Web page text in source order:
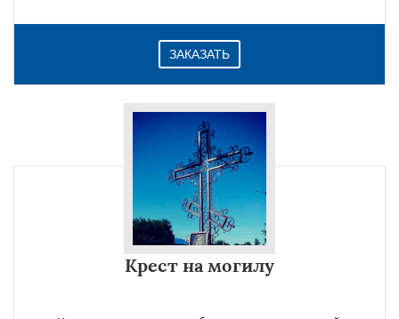
ЗАКАЗАТЬ
Крест на могилу